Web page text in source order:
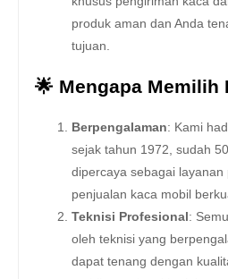
produk aman dan Anda
tujuan.
🌟 Mengapa Memilih
Berpengalaman: Kami
sejak tahun 1972, sudah
dipercaya sebagai layanan
penjualan kaca mobil
Teknisi Profesional :
oleh teknisi yang
dapat tenang dengan